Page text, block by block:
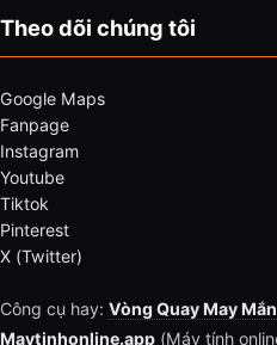
Theo dõi chúng tôi
Google Maps
Fanpage
Instagram
Youtube
Tiktok
Pinterest
X (Twitter)
Công cụ hay: Vòng Quay May
Maytinhonline.app (Máy tính